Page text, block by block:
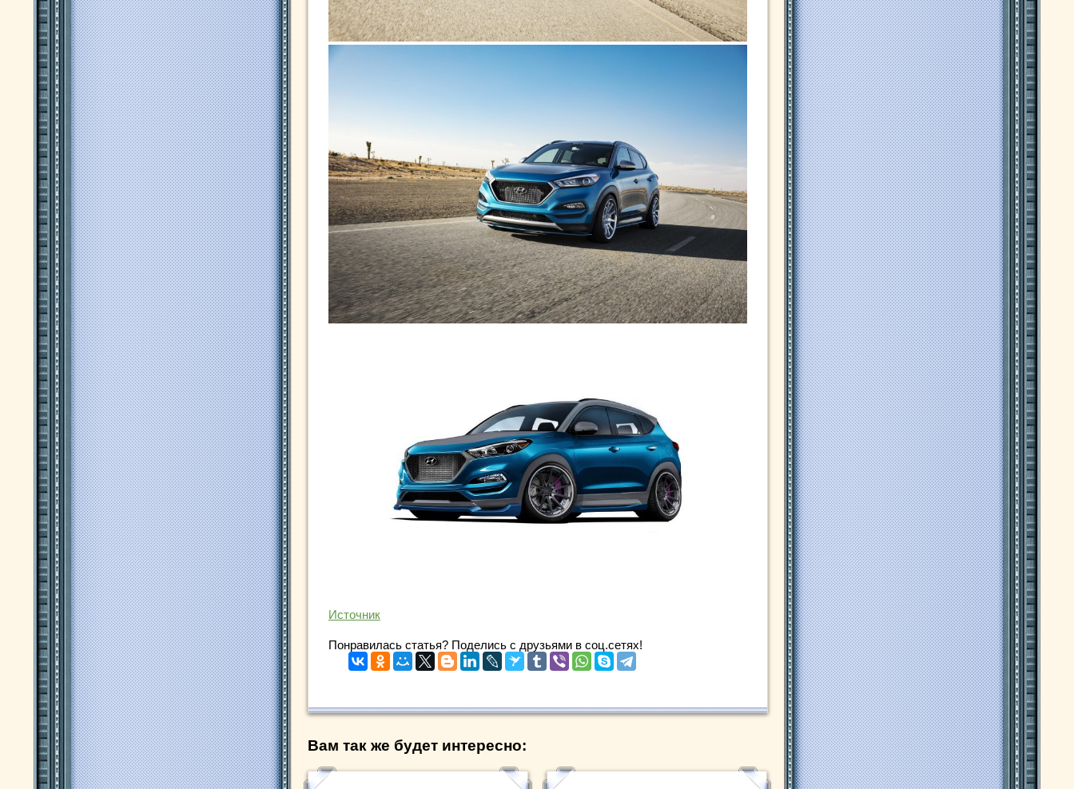
Источник
Понравилась статья? Поделись с друзьями в соц.сетях!
Вам так же будет интересно: